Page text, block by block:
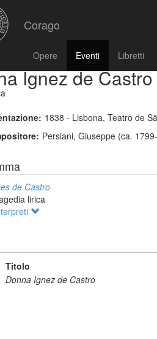
Corago
Opere Eventi Libretti
Ignez de Castro
1838 - Lisbona, Teatro de
Persiani, Giuseppe (ca.
de Castro
lirica
Titolo
Donna Ignez de Castro